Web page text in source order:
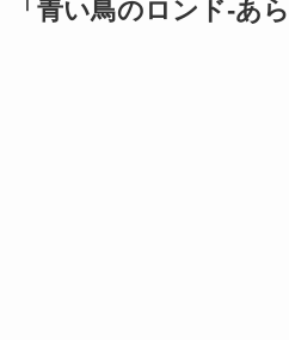
「 青い鳥のロンド-あ